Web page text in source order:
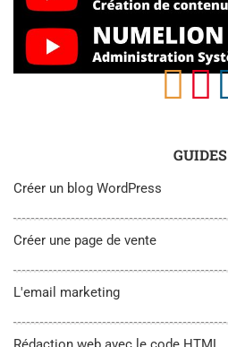
GUIDES
Créer un blog WordPress
Créer une page de vente
L'email marketing